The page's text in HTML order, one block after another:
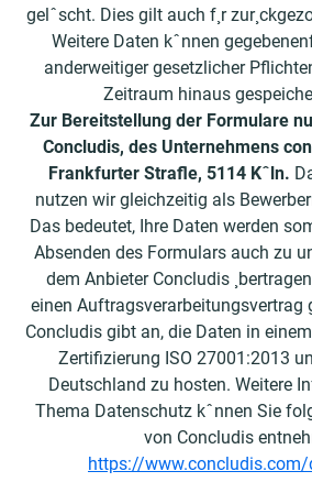
gelˆscht. Dies gilt auch f¸r
Weitere Daten kˆnnen
anderweitiger gesetzlicher
Zeitraum hinaus
Zur Bereitstellung der Formulare
Concludis, des Unternehmens
Frankfurter Straﬂe, 5114 Kˆln.
nutzen wir gleichzeitig als
Das bedeutet, Ihre Daten werden
Absenden des Formulars auch zu
dem Anbieter Concludis
einen Auftragsverarbeitungsvertrag
Concludis gibt an, die Daten in
Zertifizierung ISO 27001:2013
Deutschland zu hosten. Weitere
Thema Datenschutz kˆnnen Sie
von Concludis
https://